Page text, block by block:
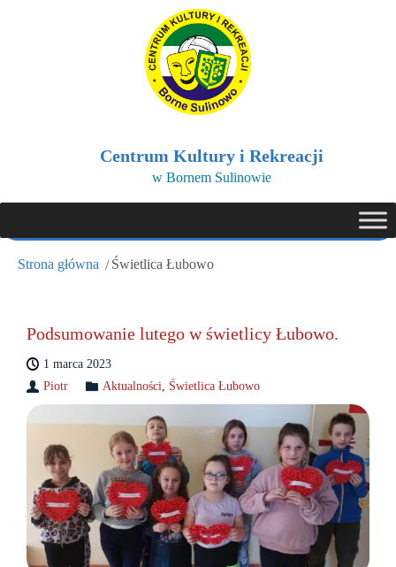
Centrum Kultury i Rekreacji
w Bornem Sulinowie
Strona główna Świetlica Łubowo
Podsumowanie lutego w świetlicy Łubowo.
1 marca 2023
Piotr
Aktualności Świetlica Łubowo